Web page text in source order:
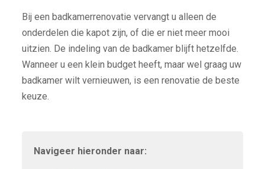
Bij een badkamerrenovatie vervangt u alleen de
onderdelen die kapot zijn, of die er niet meer mooi
uitzien. De indeling van de badkamer blijft hetzelfde.
Wanneer u een klein budget heeft, maar wel graag uw
badkamer wilt vernieuwen, is een renovatie de beste
keuze.
Navigeer hieronder naar: